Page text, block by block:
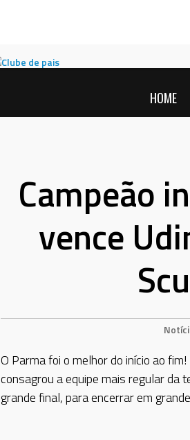
HOME
Campeão
vence
O Parma foi o melhor do início ao
consagrou a equipe mais regular da
grande final, para encerrar em